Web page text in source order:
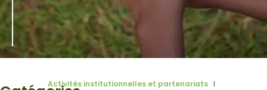
Activités institutionnelles et partenariats